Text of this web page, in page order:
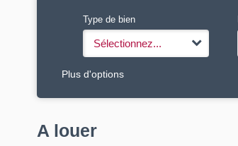
Type de bien
Sélectionnez...
Plus d'options
A louer